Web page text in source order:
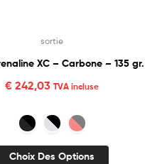
sortie
XC – Carbone – 135 gr.
€ 242,03 TVA incluse
Choix Des Options